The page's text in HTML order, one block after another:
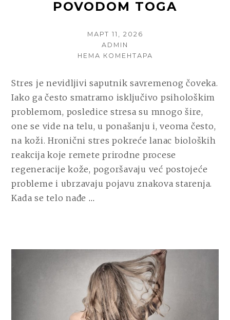
POVODOM TOGA
POSTED
МАРТ 11, 2026
AUTHOR
ADMIN
НЕМА КОМЕНТАРА
UTIČE
NA
IZGLED
I
ŠTA
MOŽETE
URADITE
POVODOM
Stres je nevidljivi saputnik savremenog čoveka.
Iako ga često smatramo isključivo psihološkim
problemom, posledice stresa su mnogo šire,
one se vide na telu, u ponašanju i, veoma često,
na koži. Hronični stres pokreće lanac bioloških
reakcija koje remete prirodne procese
regeneracije kože, pogoršavaju već postojeće
probleme i ubrzavaju pojavu znakova starenja.
Kada se telo nađe …
NA
IZGLED
KOŽE
I